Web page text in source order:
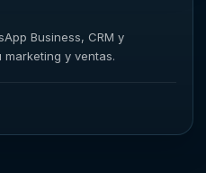
Business, CRM y
y ventas.